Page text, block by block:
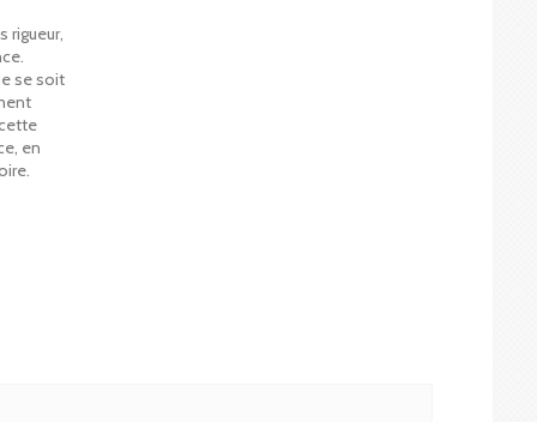
rigueur,
se soit
en